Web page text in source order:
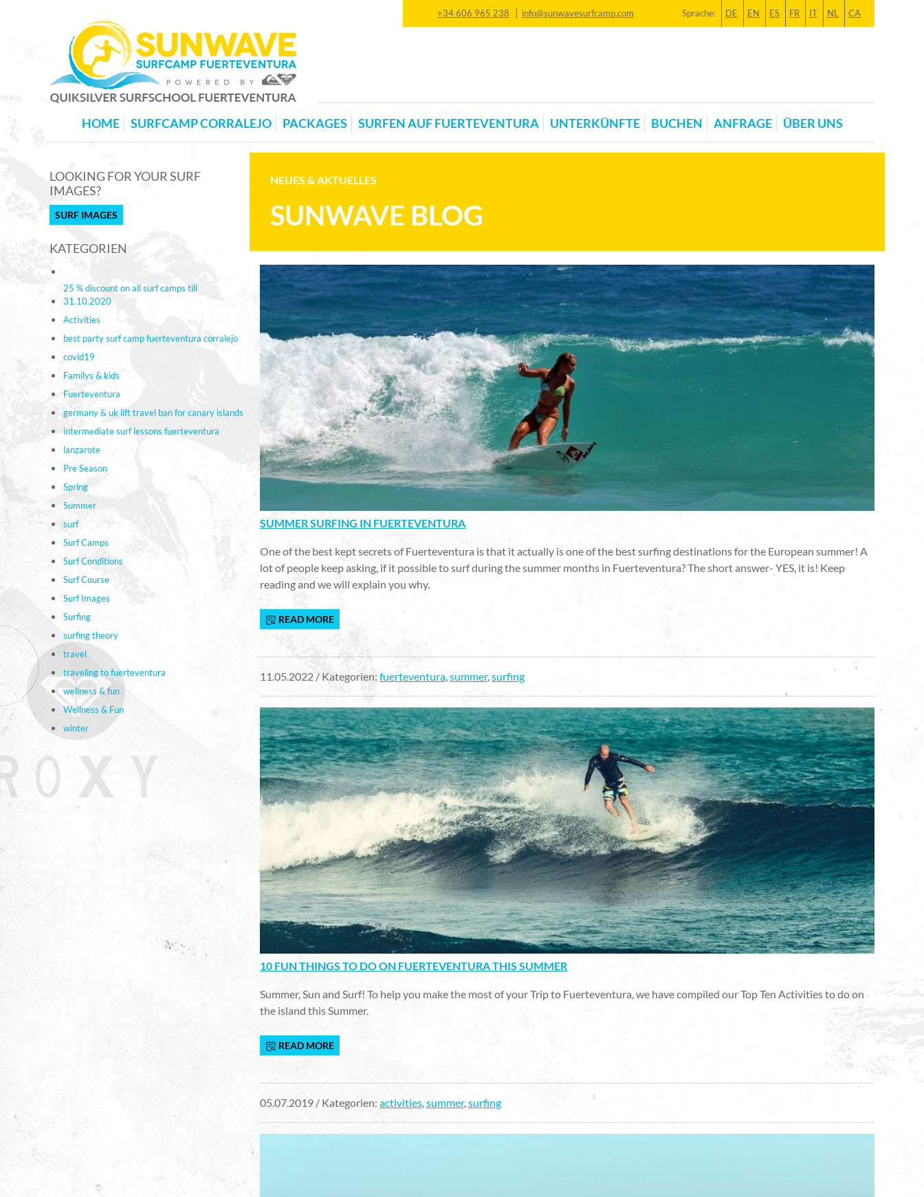
+34 606 965 238 | info@sunwavesurfcamp.com Sprache: DE EN ES FR IT NL CA
HOME SURFCAMP CORRALEJO PACKAGES SURFEN AUF FUERTEVENTURA UNTERKÜNFTE BUCHEN ANFRAGE ÜBER UNS
NEUES & AKTUELLES
SUNWAVE BLOG
SUMMER SURFING IN FUERTEVENTURA
One of the best kept secrets of Fuerteventura is that it actually is one of the best surfing destinations for the European summer! A
lot of people keep asking, if it possible to surf during the summer months in Fuerteventura? The short answer- YES, it is! Keep
reading and we will explain you why.
READ MORE
11.05.2022 / Kategorien: fuerteventura,summer,surfing
10 FUN THINGS TO DO ON FUERTEVENTURA THIS SUMMER
Summer, Sun and Surf! To help you make the most of your Trip to Fuerteventura, we have compiled our Top Ten Activities to do on
the island this Summer.
READ MORE
05.07.2019 / Kategorien: activities,summer,surfing
LOOKING FOR YOUR SURF
IMAGES?
SURF IMAGES
KATEGORIEN
25 % discount on all surf camps till
31.10.2020
Activities
best party surf camp fuerteventura corralejo
covid19
Familys & kids
Fuerteventura
germany & uk lift travel ban for canary islands
intermediate surf lessons fuerteventura
lanzarote
Pre Season
Spring
Summer
surf
Surf Camps
Surf Conditions
Surf Course
Surf Images
Surfing
surfing theory
travel
traveling to fuerteventura
wellness & fun
Wellness & Fun
winter